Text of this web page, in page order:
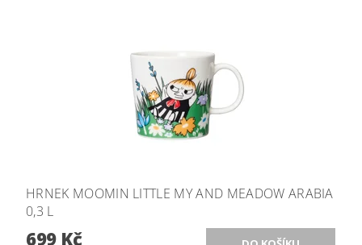
HRNEK MOOMIN LITTLE MY AND MEADOW ARABIA
0,3 L
699 Kč